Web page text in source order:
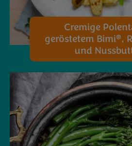
Cremige
geröstetem Bimi®,
und